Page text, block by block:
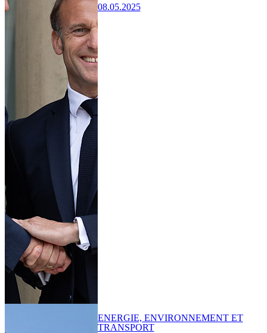
08.05.2025
ENERGIE, ENVIRONNEMENT ET
TRANSPORT